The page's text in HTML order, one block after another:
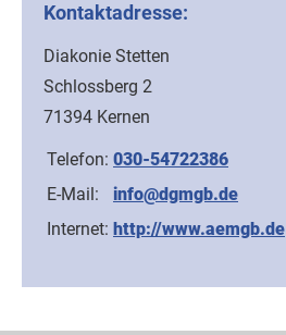
Kontaktadresse:
Diakonie Stetten
Schlossberg 2
71394 Kernen
Telefon: 030-54722386
E-Mail:
info@dgmgb.de
Internet: http://www.aemgb.de